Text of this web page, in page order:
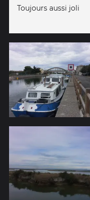
Toujours aussi joli